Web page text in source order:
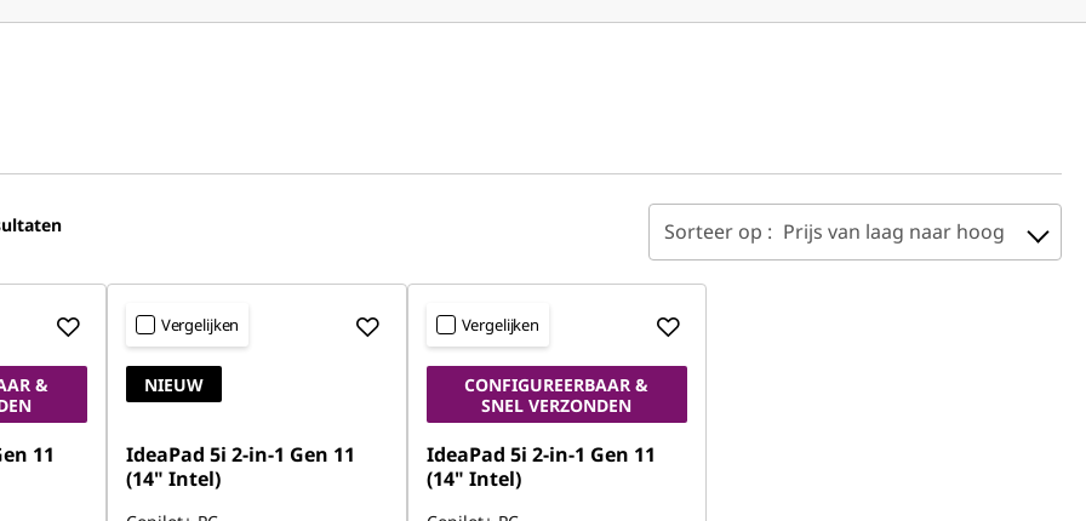
Sorteer op : Prijs van laag naar hoog
&
11
Vergelijken
NIEUW
IdeaPad 5i 2-in-1 Gen 11
(14" Intel)
Vergelijken
CONFIGUREERBAAR &
SNEL VERZONDEN
IdeaPad 5i 2-in-1 Gen 11
(14" Intel)